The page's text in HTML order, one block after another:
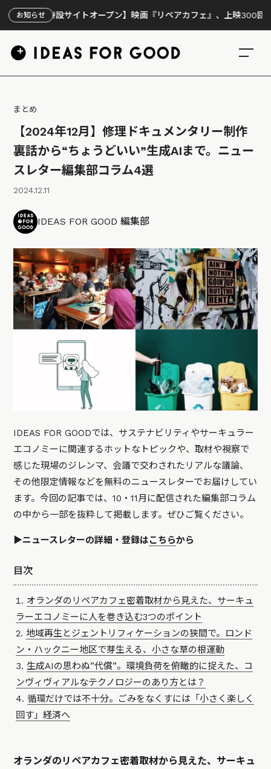
お知らせ
特設サイトオープン】映画『リペアカフェ』、上映300回の先で見え
まとめ
【2024年12月】修理ドキュメンタリー制作
裏話から“ちょうどいい”生成AIまで。ニュー
スレター編集部コラム4選
2024.12.11
IDEAS FOR GOOD 編集部
IDEAS FOR GOODでは、サステナビリティやサーキュラー
エコノミーに関連するホットなトピックや、取材や視察で
感じた現場のジレンマ、会議で交わされたリアルな議論、
その他限定情報などを無料のニュースレターでお届けしてい
ます。今回の記事では、10・11月に配信された編集部コラム
の中から一部を抜粋して掲載します。ぜひご覧ください。
▶️ニュースレターの詳細・登録はこちらから
目次
オランダのリペアカフェ密着取材から見えた、サーキュ
ラーエコノミーに人を巻き込む3つのポイント
地域再生とジェントリフィケーションの狭間で。ロンド
ン・ハックニー地区で芽生える、小さな草の根運動
生成AIの思わぬ”代償”。環境負荷を俯瞰的に捉えた、コ
ンヴィヴィアルなテクノロジーのあり方とは？
循環だけでは不十分。ごみをなくすには「小さく楽しく
回す」経済へ
オランダのリペアカフェ密着取材から見えた、サーキュ